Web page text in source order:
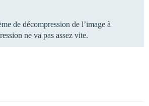
de décompression de l’image à
ne va pas assez vite.